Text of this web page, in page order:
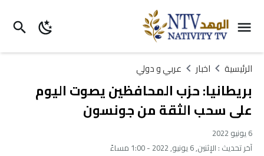
الرئيسية اخبار عربي و دولي
بريطانيا: حزب المحافظين يصوت اليوم
على سحب الثقة من جونسون
6 يونيو 2022
آخر تحديث : الإثنين, 6 يونيو, 2022 - 1:00 مساءً